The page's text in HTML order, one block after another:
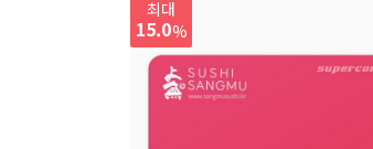
최대
15.0%